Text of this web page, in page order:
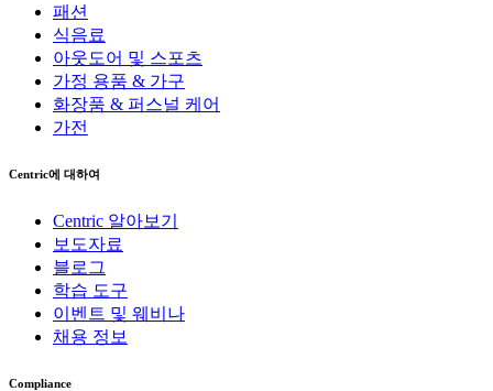
패션
식음료
아웃도어 및 스포츠
가정 용품 & 가구
화장품 & 퍼스널 케어
가전
Centric에 대하여
Centric 알아보기
보도자료
블로그
학습 도구
이벤트 및 웨비나
채용 정보
Compliance